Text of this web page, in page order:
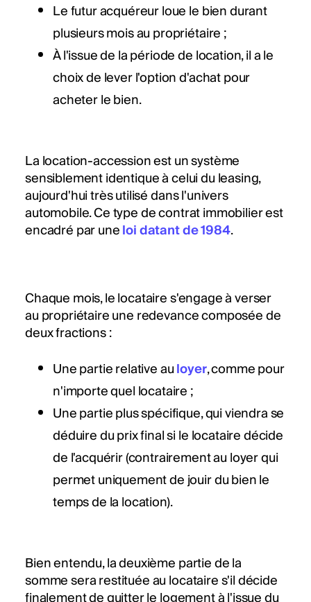
Le futur acquéreur loue le bien durant
plusieurs mois au propriétaire ;
À l'issue de la période de location, il a le
choix de lever l'option d'achat pour
acheter le bien.
La location-accession est un système
sensiblement identique à celui du leasing,
aujourd'hui très utilisé dans l'univers
automobile. Ce type de contrat immobilier est
encadré par uneloi datant de 1984.
Chaque mois, le locataire s'engage à verser
au propriétaire une redevance composée de
deux fractions :
Une partie relative auloyer, comme pour
n'importe quel locataire ;
Une partie plus spécifique, qui viendra se
déduire du prix final si le locataire décide
de l'acquérir (contrairement au loyer qui
permet uniquement de jouir du bien le
temps de la location).
Bien entendu, la deuxième partie de la
somme sera restituée au locataire s'il décide